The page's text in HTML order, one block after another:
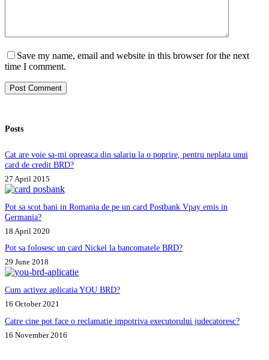
Save my name, email and website in this browser for the next
time I comment.
Post Comment
Posts
Cat are voie sa-mi opreasca din salariu la o poprire, pentru neplata unui
card de credit BRD?
27 April 2015
Pot sa scot bani in Romania de pe un card Postbank Vpay emis in
Germania?
18 April 2020
Pot sa folosesc un card Nickel la bancomatele BRD?
29 June 2018
Cum activez aplicatia YOU BRD?
16 October 2021
Catre cine pot face o reclamatie impotriva executorului judecatoresc?
16 November 2016